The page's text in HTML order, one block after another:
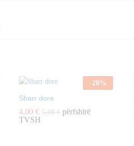
-20%
Sharr dore
4,00 € 5,00€ përfshirë
TVSH